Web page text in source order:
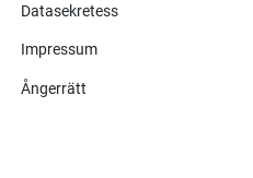
Datasekretess
Impressum
Ångerrätt